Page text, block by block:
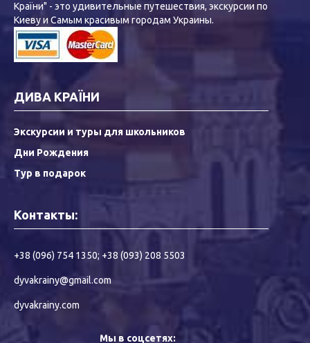
Країни" - это удивительные путешествия, экскурсии по
Киеву и Самым красивым городам Украины.
ДИВА КРАЇНИ
Экскурсии и туры для школьников
Дни Рождения
Тур в подарок
Контакты:
+38 (096) 754 1350; +38 (093) 208 5503
dyvakrainy@gmail.com
dyvakrainy.com
Мы в соцсетях: